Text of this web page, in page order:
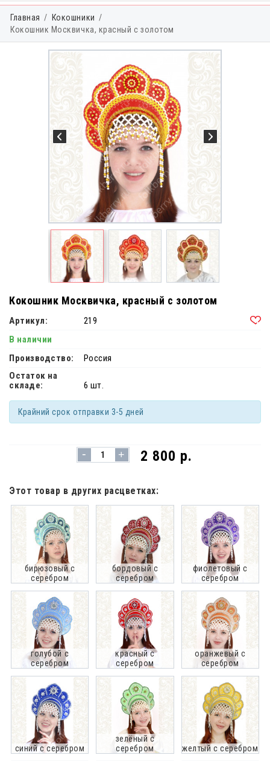
Главная
Кокошники
Кокошник Москвичка, красный с золотом
Кокошник Москвичка, красный с золотом
Артикул:
219
В наличии
Производство:
Россия
Остаток на
складе:
6 шт.
Крайний срок отправки 3-5 дней
- + 2 800 р.
Этот товар в других расцветках:
бирюзовый с
серебром
бордовый с
серебром
фиолетовый с
серебром
голубой с
серебром
красный с
серебром
оранжевый с
серебром
синий с серебром
зелёный с
серебром
желтый с серебром